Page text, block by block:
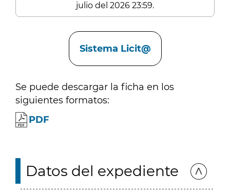
julio del 2026 23:59.
Sistema Licit@
Se puede descargar la ficha en los
siguientes formatos:
PDF
Datos del expediente